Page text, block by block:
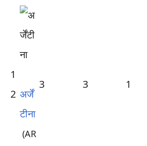
1
2 अर्जें
टीना
(AR
3 3 1